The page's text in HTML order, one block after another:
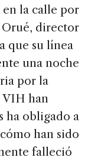
en la calle por
Orué, director
que su línea
una noche
por la
VIH han
ha obligado a
han sido
falleció